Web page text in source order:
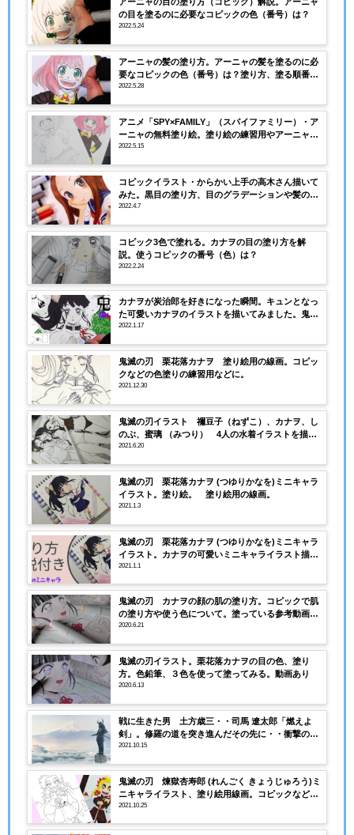
の目を塗るのに必要なコピックの色（番号）は？
2022.5.24
アーニャの髪の塗り方。アーニャの髪を塗るのに必
要なコピックの色（番号）は？塗り方、塗る順番を
解説。
2022.5.28
アニメ「SPY×FAMILY」（スパイファミリー）・ア
ーニャの無料塗り絵。塗り絵の練習用やアーニャの
描き方にも活用できる！
2022.5.15
コピックイラスト・からかい上手の高木さん描いて
みた。黒目の塗り方、目のグラデーションや髪の塗
り方解説
2022.4.7
コピック3色で塗れる。カナヲの目の塗り方を解
説。使うコピックの番号（色）は？
2022.2.24
カナヲが炭治郎を好きになった瞬間。キュンとなっ
た可愛いカナヲのイラストを描いてみました。鬼滅
の刃コピックイラスト
2022.1.17
鬼滅の刃 栗花落カナヲ 塗り絵用の線画。コピッ
クなどの色塗りの練習用などに。
2021.12.30
鬼滅の刃イラスト 禰豆子（ねずこ）、カナヲ、し
のぶ、蜜璃 （みつり） 4人の水着イラストを描い
てみました。
2021.6.20
鬼滅の刃 栗花落カナヲ (つゆりかなを)ミニキャラ
イラスト。塗り絵。 塗り絵用の線画。
2021.1.3
鬼滅の刃 栗花落カナヲ (つゆりかなを)ミニキャラ
イラスト。カナヲの可愛いミニキャライラスト描い
てみた。コピックの塗り方解説付き。
2021.1.1
鬼滅の刃 カナヲの顔の肌の塗り方。コピックで肌
の塗り方や使う色について。塗っている参考動画付
き。
2020.6.21
鬼滅の刃イラスト。栗花落カナヲの目の色、塗り
方。色鉛筆、３色を使って塗ってみる。動画あり
2020.6.13
戦に生きた男 土方歳三・・司馬 遼太郎「燃えよ
剣」。修羅の道を突き進んだその先に・・衝撃のラ
ストが忘れられない
2021.10.15
鬼滅の刃 煉獄杏寿郎 (れんごく きょうじゅろう)ミ
ニキャライラスト、塗り絵用線画。コピックなど色
塗りの練習用にも。
2021.10.25